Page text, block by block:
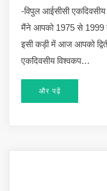
-विपुल आईसीसी
मैंने आपको 1975 से 1999
इसी कड़ी में आज आपको
एकदिवसीय विश्वकप…
और पढ़ें